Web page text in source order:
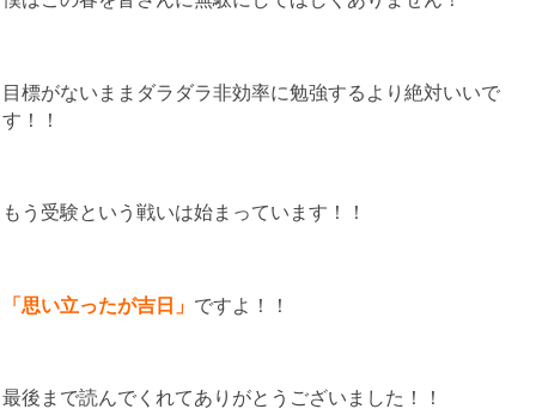
目標がないままダラダラ非効率に勉強するより絶対いいで
す！！
もう受験という戦いは始まっています！！
「思い立ったが吉日」 ですよ！！
最後まで読んでくれてありがとうございました！！